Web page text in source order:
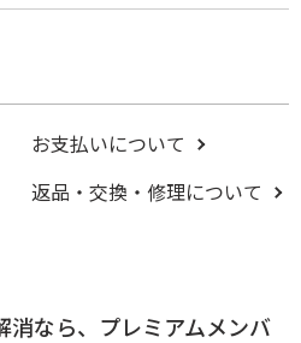
お支払いについて
返品・交換・修理について
消なら、プレミアムメンバ